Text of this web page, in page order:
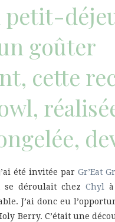
petit-
goûter
cette
été invitée par Gr’Eat
se déroulait chez Chyl
J’ai donc eu
Berry. C’était une